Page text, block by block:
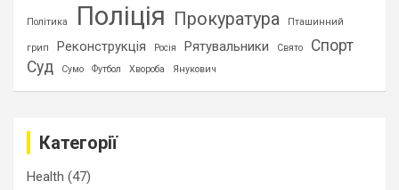
Політика Поліція Прокуратура Пташинний
грип Реконструкція Росія Рятувальники Свято
Спорт
Суд
Сумо Футбол Хвороба Янукович
Категорії
Health (47)